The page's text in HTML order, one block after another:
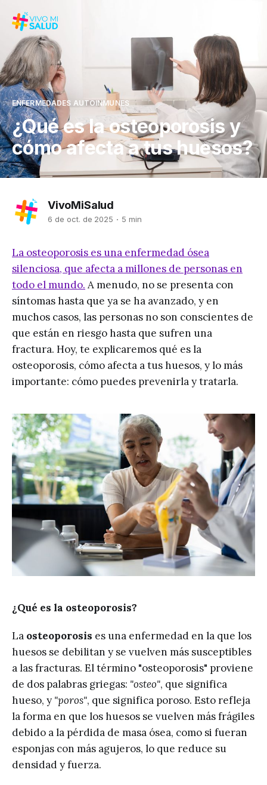
ENFERMEDADES AUTOINMUNES
¿Qué es la osteoporosis y
cómo afecta a tus huesos?
VivoMiSalud
6 de oct. de 2025 5 min
La osteoporosis es una enfermedad ósea
silenciosa, que afecta a millones de personas en
todo el mundo. A menudo, no se presenta con
síntomas hasta que ya se ha avanzado, y en
muchos casos, las personas no son conscientes de
que están en riesgo hasta que sufren una
fractura. Hoy, te explicaremos qué es la
osteoporosis, cómo afecta a tus huesos, y lo más
importante: cómo puedes prevenirla y tratarla.
¿Qué es la osteoporosis?
La osteoporosis es una enfermedad en la que los
huesos se debilitan y se vuelven más susceptibles
a las fracturas. El término "osteoporosis" proviene
de dos palabras griegas: "osteo", que significa
hueso, y "poros", que significa poroso. Esto refleja
la forma en que los huesos se vuelven más frágiles
debido a la pérdida de masa ósea, como si fueran
esponjas con más agujeros, lo que reduce su
densidad y fuerza.